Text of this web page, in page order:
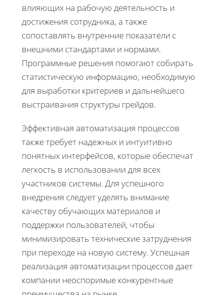
влияющих на рабочую деятельность и
достижения сотрудника, а также
сопоставлять внутренние показатели с
внешними стандартами и нормами.
Программные решения помогают собирать
статистическую информацию, необходимую
для выработки критериев и дальнейшего
выстраивания структуры грейдов.
Эффективная автоматизация процессов
также требует надежных и интуитивно
понятных интерфейсов, которые обеспечат
легкость в использовании для всех
участников системы. Для успешного
внедрения следует уделять внимание
качеству обучающих материалов и
поддержки пользователей, чтобы
минимизировать технические затруднения
при переходе на новую систему. Успешная
реализация автоматизации процессов дает
компании неоспоримые конкурентные